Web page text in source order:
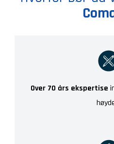
Over 70 års ekspertise